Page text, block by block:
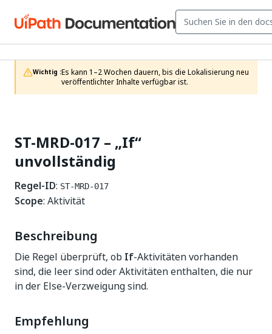
Wichtig :Es kann 1–2 Wochen dauern, bis die Lokalisierung neu
veröffentlichter Inhalte verfügbar ist.
ST-MRD-017 – „If“
unvollständig
Regel-ID: ST-MRD-017
Scope: Aktivität
Beschreibung
Die Regel überprüft, ob If-Aktivitäten vorhanden
sind, die leer sind oder Aktivitäten enthalten, die nur
in der Else-Verzweigung sind.
Empfehlung